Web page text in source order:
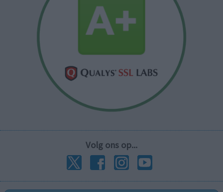
Volg ons op...